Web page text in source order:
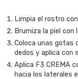
Limpia el rostro
Brumiza la piel con
Coloca unas gotas
dedos y aplica con
Aplica F3 CREMA
hacia los laterales